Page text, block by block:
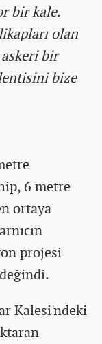
bir kale.
olan
bir
bize
6 metre
ortaya
projesi
Kalesi'ndeki